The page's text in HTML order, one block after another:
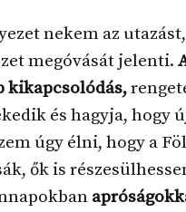
nekem az
megóvását jelenti.
kikapcsolódás,
és hagyja, hogy
úgy élni, hogy a
ők is